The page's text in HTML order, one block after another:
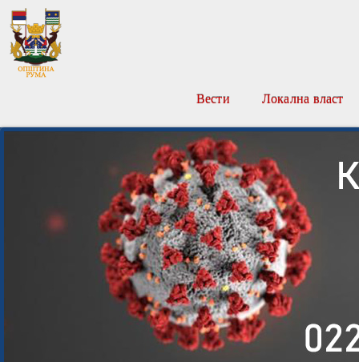
Вести Локална власт